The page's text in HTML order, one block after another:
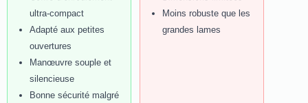
ultra-compact
Adapté aux petites
ouvertures
Manœuvre souple et
silencieuse
Bonne sécurité malgré
Moins robuste que les
grandes lames